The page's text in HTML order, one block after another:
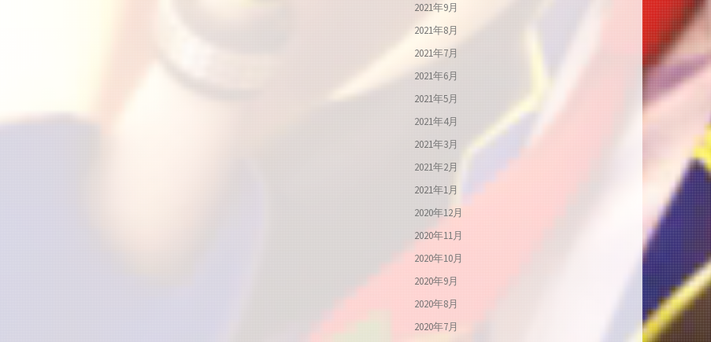
2021年9月
2021年8月
2021年7月
2021年6月
2021年5月
2021年4月
2021年3月
2021年2月
2021年1月
2020年12月
2020年11月
2020年10月
2020年9月
2020年8月
2020年7月